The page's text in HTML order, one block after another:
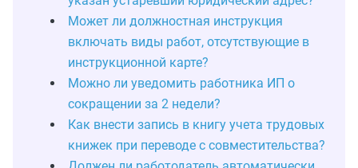
Может ли должностная инструкция
включать виды работ, отсутствующие в
инструкционной карте?
Можно ли уведомить работника ИП о
сокращении за 2 недели?
Как внести запись в книгу учета трудовых
книжек при переводе с совместительства?